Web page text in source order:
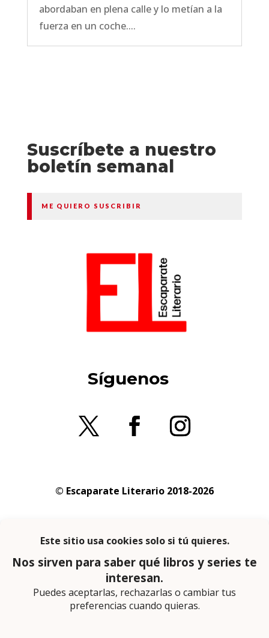
abordaban en plena calle y lo metían a la
fuerza en un coche....
Suscríbete a nuestro
boletín semanal
ME QUIERO SUSCRIBIR
Síguenos
© Escaparate Literario 2018-2026
privacidad
En calidad de afiliado de Amazon obtengo
ingresos por las compras adscritas que